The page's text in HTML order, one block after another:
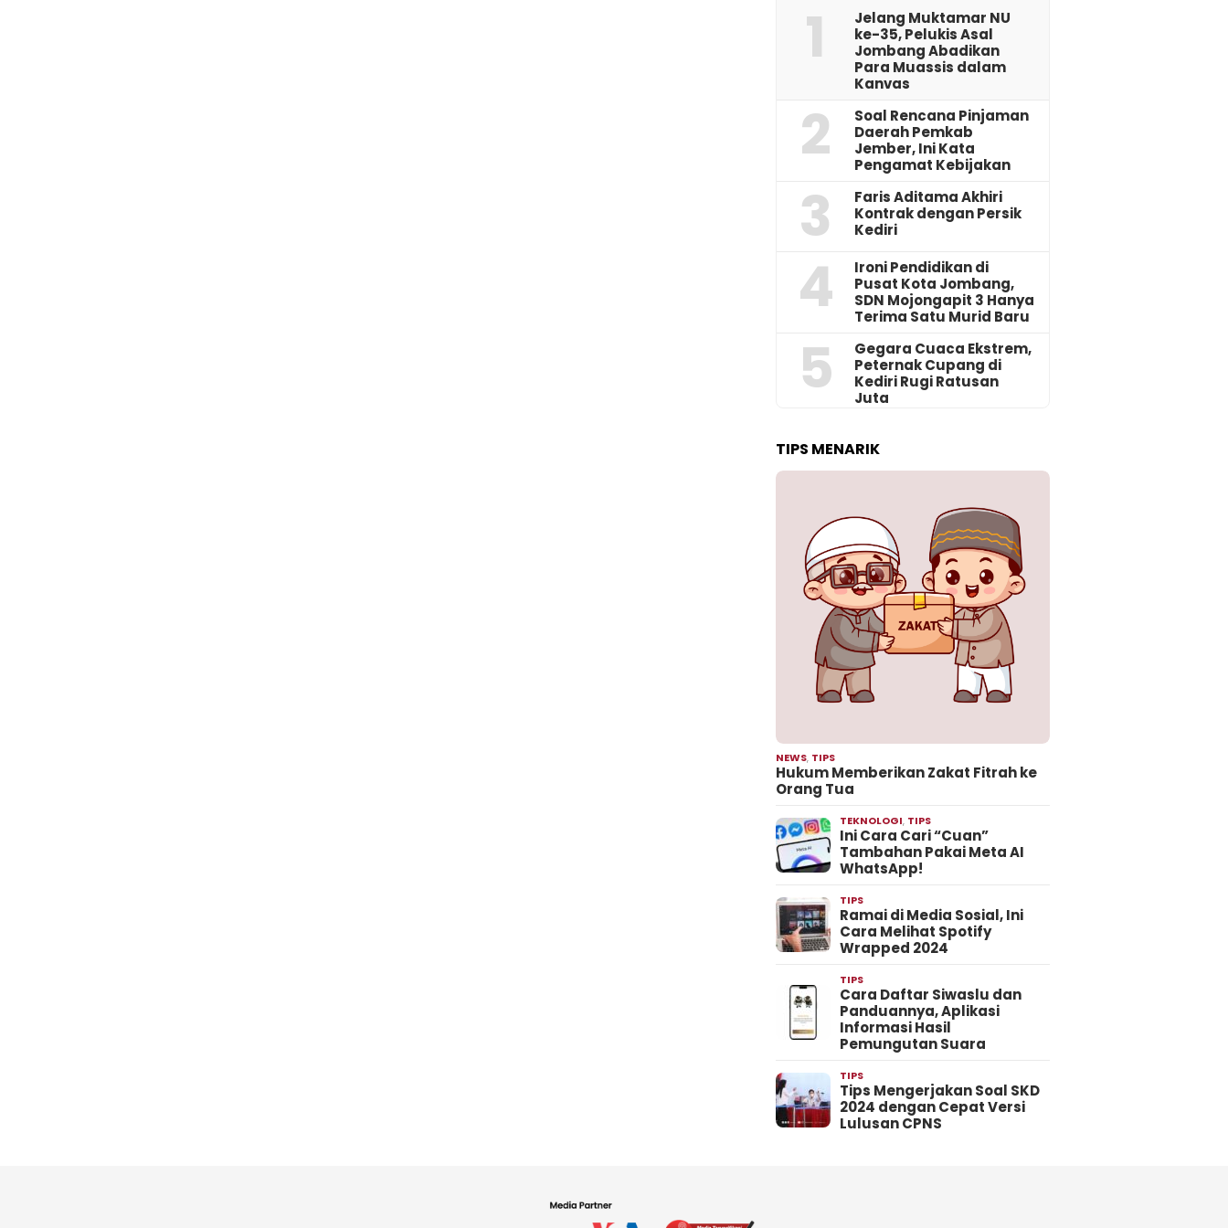
1
Jelang Muktamar NU
ke-35, Pelukis Asal
Jombang Abadikan
Para Muassis dalam
Kanvas
2
‎Soal Rencana Pinjaman
Daerah Pemkab
Jember, Ini Kata
Pengamat Kebijakan ‎
3
Faris Aditama Akhiri
Kontrak dengan Persik
Kediri
4
Ironi Pendidikan di
Pusat Kota Jombang,
SDN Mojongapit 3 Hanya
Terima Satu Murid Baru
5
‎Gegara Cuaca Ekstrem,
Peternak Cupang di
Kediri Rugi Ratusan
Juta
TIPS MENARIK
NEWS, TIPS
Hukum Memberikan Zakat Fitrah ke
Orang Tua
TEKNOLOGI, TIPS
Ini Cara Cari “Cuan”
Tambahan Pakai Meta AI
WhatsApp!
TIPS
Ramai di Media Sosial, Ini
Cara Melihat Spotify
Wrapped 2024
TIPS
Cara Daftar Siwaslu dan
Panduannya, Aplikasi
Informasi Hasil
Pemungutan Suara
TIPS
Tips Mengerjakan Soal SKD
2024 dengan Cepat Versi
Lulusan CPNS